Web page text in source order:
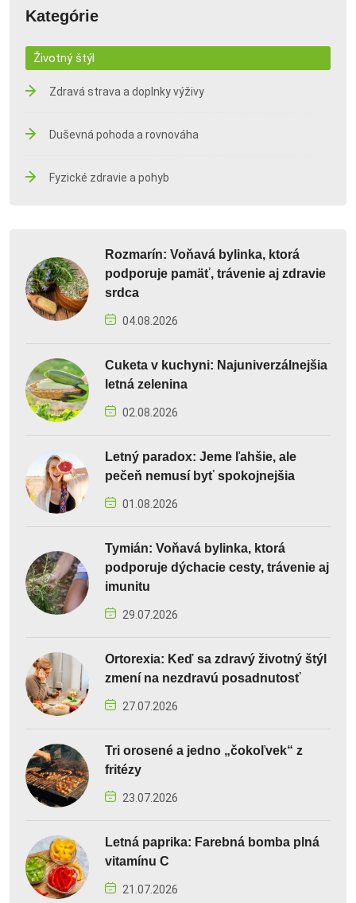
Kategórie
Životný štýl
Zdravá strava a doplnky výživy
Duševná pohoda a rovnováha
Fyzické zdravie a pohyb
Rozmarín: Voňavá bylinka, ktorá
podporuje pamäť, trávenie aj zdravie
srdca
04.08.2026
Cuketa v kuchyni: Najuniverzálnejšia
letná zelenina
02.08.2026
Letný paradox: Jeme ľahšie, ale
pečeň nemusí byť spokojnejšia
01.08.2026
Tymián: Voňavá bylinka, ktorá
podporuje dýchacie cesty, trávenie aj
imunitu
29.07.2026
Ortorexia: Keď sa zdravý životný štýl
zmení na nezdravú posadnutosť
27.07.2026
Tri orosené a jedno „čokoľvek“ z
fritézy
23.07.2026
Letná paprika: Farebná bomba plná
vitamínu C
21.07.2026